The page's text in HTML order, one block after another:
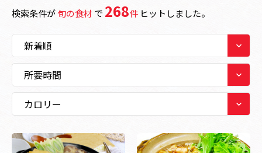
検索条件が旬の食材 で 268件 ヒットしました。